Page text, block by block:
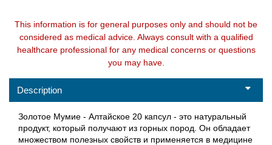
This information is for general purposes only and should not be
considered as medical advice. Always consult with a qualified
healthcare professional for any medical concerns or questions
you may have.
Description
Золотое Мумие - Алтайское 20 капсул - это натуральный
продукт, который получают из горных пород. Он обладает
множеством полезных свойств и применяется в медицине